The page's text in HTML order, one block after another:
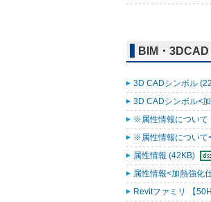
BIM・
3D CADシンボル
3D CADシンボル<
※属性情報について
※属性情報について
属性情報 (42KB)
属性情報<加熱強化
Revitファミリ 【